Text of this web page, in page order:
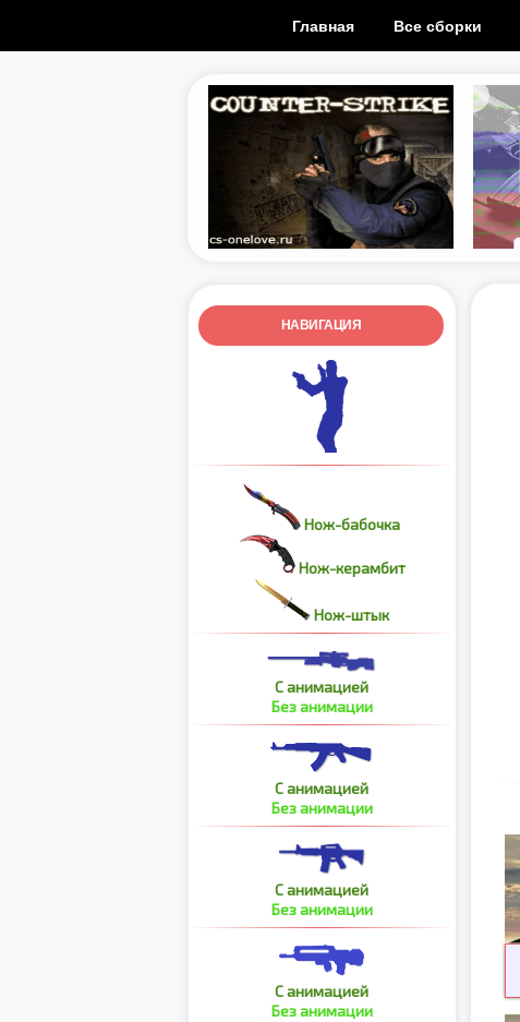
Главная Все сборки
НАВИГАЦИЯ
Нож-бабочка
Нож-керамбит
Нож-штык
С анимацией
Без анимации
С анимацией
Без анимации
С анимацией
Без анимации
С анимацией
Без анимации